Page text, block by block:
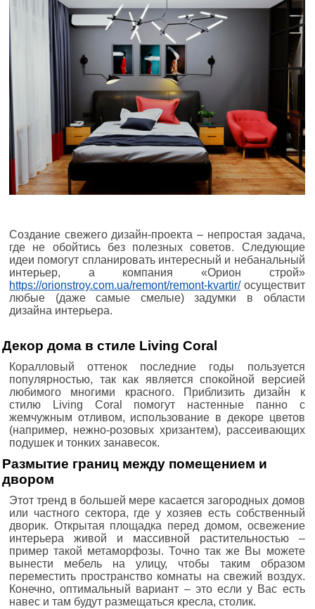
Создание свежего дизайн-проекта – непростая задача,
где не обойтись без полезных советов. Следующие
идеи помогут спланировать интересный и небанальный
интерьер, а компания «Орион строй»
https://orionstroy.com.ua/remont/remont-kvartir/осуществит
любые (даже самые смелые) задумки в области
дизайна интерьера.
Декор дома в стиле Living Coral
Коралловый оттенок последние годы пользуется
популярностью, так как является спокойной версией
любимого многими красного. Приблизить дизайн к
стилю Living Coral помогут настенные панно с
жемчужным отливом, использование в декоре цветов
(например, нежно-розовых хризантем), рассеивающих
подушек и тонких занавесок.
Размытие границ между помещением и
двором
Этот тренд в большей мере касается загородных домов
или частного сектора, где у хозяев есть собственный
дворик. Открытая площадка перед домом, освежение
интерьера живой и массивной растительностью –
пример такой метаморфозы. Точно так же Вы можете
вынести мебель на улицу, чтобы таким образом
переместить пространство комнаты на свежий воздух.
Конечно, оптимальный вариант – это если у Вас есть
навес и там будут размещаться кресла, столик.